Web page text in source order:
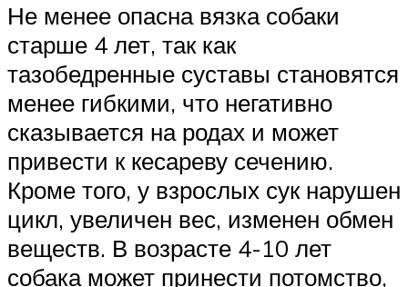
Не менее опасна вязка собаки
старше 4 лет, так как
тазобедренные суставы становятся
менее гибкими, что негативно
сказывается на родах и может
привести к кесареву сечению.
Кроме того, у взрослых сук нарушен
цикл, увеличен вес, изменен обмен
веществ. В возрасте 4-10 лет
собака может принести потомство,